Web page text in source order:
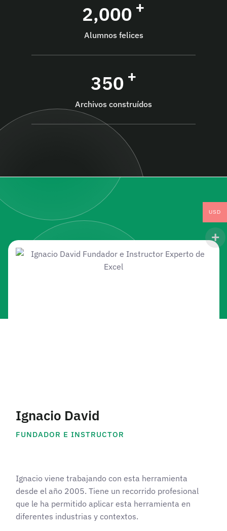
2,000 +
Alumnos felices
350 +
Archivos construídos
Ignacio David
FUNDADOR E INSTRUCTOR
Ignacio viene trabajando con esta herramienta
desde el año 2005. Tiene un recorrido profesional
que le ha permitido aplicar esta herramienta en
diferentes industrias y contextos.
USD